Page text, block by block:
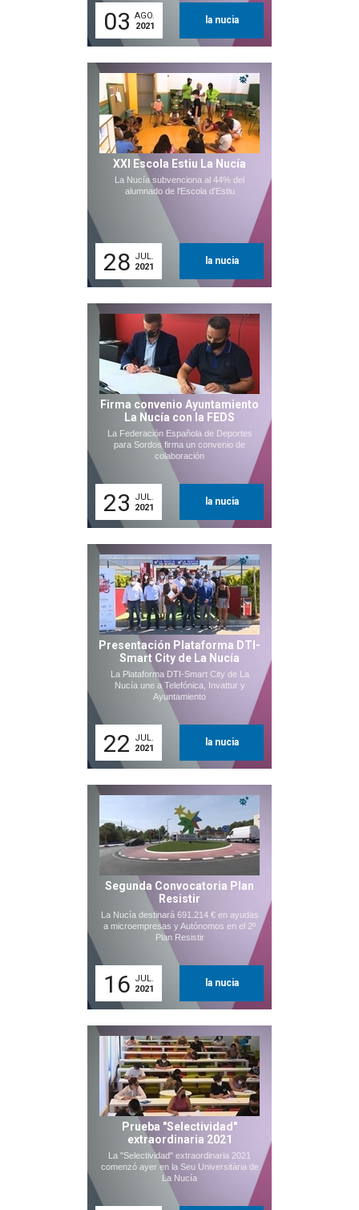
03 AGO.
2021
la nucia
XXI Escola Estiu La Nucía
La Nucía subvenciona al 44% del
alumnado de l'Escola d'Estiu
28 JUL.
2021
la nucia
Firma convenio Ayuntamiento
La Nucía con la FEDS
La Federación Española de Deportes
para Sordos firma un convenio de
colaboración
23
JUL.
2021
la nucia
Presentación Plataforma DTI-
Smart City de La Nucía
La Plataforma DTI-Smart City de La
Nucía une a Telefónica, Invattur y
Ayuntamiento
22
JUL.
2021
la nucia
Segunda Convocatoria Plan
Resistir
La Nucía destinará 691.214 € en ayudas
a microempresas y Autónomos en el 2º
Plan Resistir
16 JUL.
2021
la nucia
Prueba "Selectividad"
extraordinaria 2021
La "Selectividad" extraordinaria 2021
comenzó ayer en la Seu Universitària de
La Nucía